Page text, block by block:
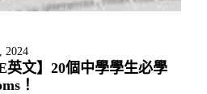
2024
英文】20個中學學生必學
！